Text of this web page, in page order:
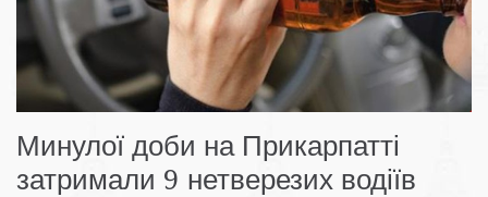
Минулої доби на Прикарпатті
затримали 9 нетверезих водіїв